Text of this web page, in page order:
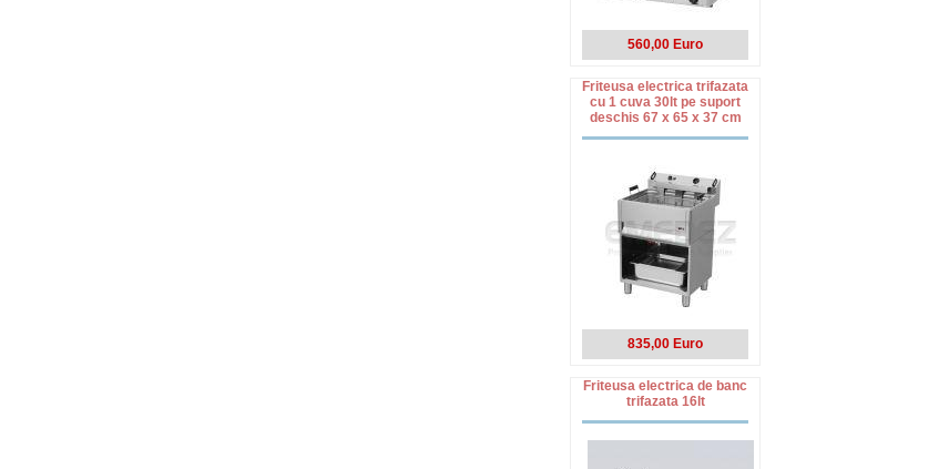
560,00 Euro
Friteusa electrica trifazata
cu 1 cuva 30lt pe suport
deschis 67 x 65 x 37 cm
835,00 Euro
Friteusa electrica de banc
trifazata 16lt